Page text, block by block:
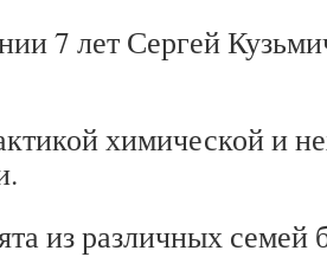
7 лет Сергей
химической и
из различных семей